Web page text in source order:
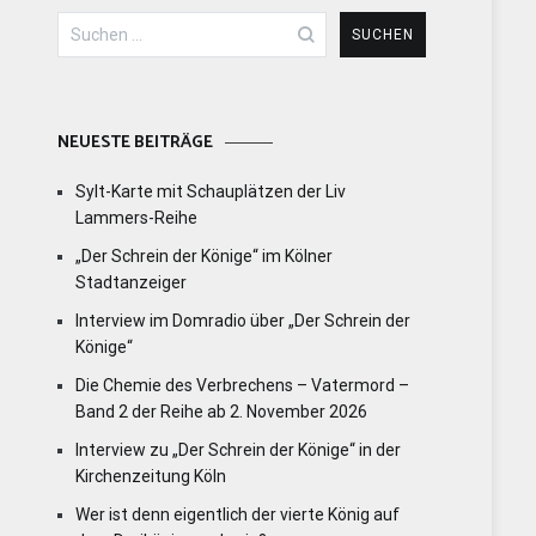
Suchen
nach:
NEUESTE BEITRÄGE
Sylt-Karte mit Schauplätzen der Liv
Lammers-Reihe
„Der Schrein der Könige“ im Kölner
Stadtanzeiger
Interview im Domradio über „Der Schrein der
Könige“
Die Chemie des Verbrechens – Vatermord –
Band 2 der Reihe ab 2. November 2026
Interview zu „Der Schrein der Könige“ in der
Kirchenzeitung Köln
Wer ist denn eigentlich der vierte König auf